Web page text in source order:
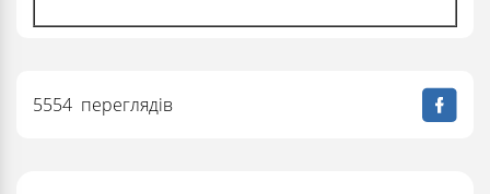
5554 переглядів